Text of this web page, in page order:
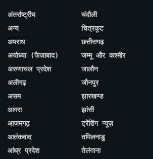
अंतर्राष्ट्रीय
अन्य
अपराध
अयोध्या (फैजाबाद)
अरुणाचल प्रदेश
अलीगढ़
असम
आगरा
आजमगढ़
आतंकवाद
आंध्र प्रदेश
चंदौली
चित्रकूट
छत्तीसगढ़
जम्मू और कश्मीर
जालौन
जौनपुर
झारखण्ड
झांसी
ट्रेंडिंग न्यूज़
तमिलनाडु
तेलंगाना